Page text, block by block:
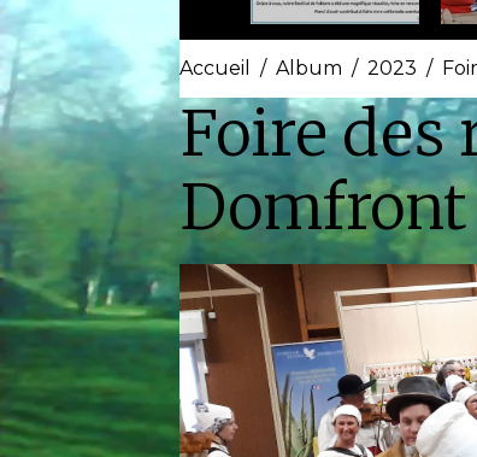
Accueil Album 2023
Foire des
Domfront